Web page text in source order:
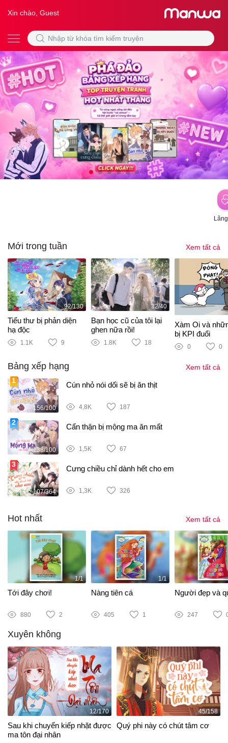
Xin chào, Guest
Mới trong tuần Xem tất cả
92/130
Tiểu thư bị phản diện
hạ độc
1.1K 9
32/40
Bạn học cũ của tôi lại
ghen nữa rồi!
1.8K 18
Xàm Oi và
bị KPI đuổi
0 0
Bảng xếp hạng Xem tất cả
156/100
Cún nhỏ nói dối sẽ bị ăn thịt
4,8K 187
138/100
Cẩn thận bị mộng ma ăn mất
1,5K 67
107/364
Cưng chiều chỉ dành hết cho em
1,3K 326
Hot nhất Xem tất cả
1/1
Tới đây chơi!
880 2
1/1
Nàng tiên cá
405 1
Người đẹp và
247
Xuyên không
12/170
Sau khi chuyển kiếp nhặt được
ma tôn đại nhân
45/158
Quý phi này có chút tâm cơ